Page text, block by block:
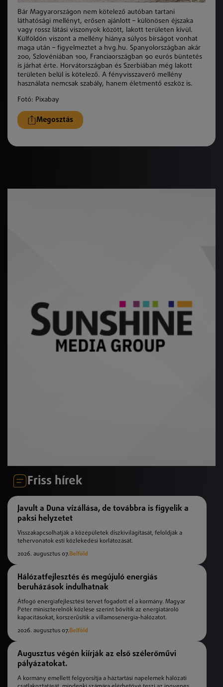
Bár Magyarországon nem kötelező autóban tartani
láthatósági mellényt, erősen ajánlott – különösen éjszaka
vagy rossz látási viszonyok között, lakott területen kívül.
Külföldön viszont a mellény hiánya súlyos bírságot vonhat
maga után – figyelmeztet a hvg.hu. Spanyolországban akár
200, Szlovéniában 100, Franciaországban 90 eurós büntetés
is járhat érte. Horvátországban és Szerbiában még lakott
területen belül is kötelező. A fényvisszaverő mellény
használata nemcsak szabály, hanem életmentő eszköz is.
Fotó: Pixabay
Megosztás
Friss hírek
Javult a Duna vízállása, de továbbra is figyelik a
paksi helyzetet
Visszakapcsolhatják a középületek díszkivilágítását, feloldják a
tehervonatok esti közlekedési korlátozását.
2026. augusztus 07.Belföld
Hálózatfejlesztés és megújuló energiás
beruházások indulhatnak
Átfogó energiafejlesztési tervet fogadott el a kormány. Magyar
Péter miniszterelnök közlése szerint bővítik az energiatároló
kapacitásokat, korszerűsítik a villamosenergia-hálózatot.
2026. augusztus 07.Belföld
Augusztus végén kiírják az első szélerőművi
pályázatokat.
A kormány emellett felgyorsítja a háztartási napelemek hálózati